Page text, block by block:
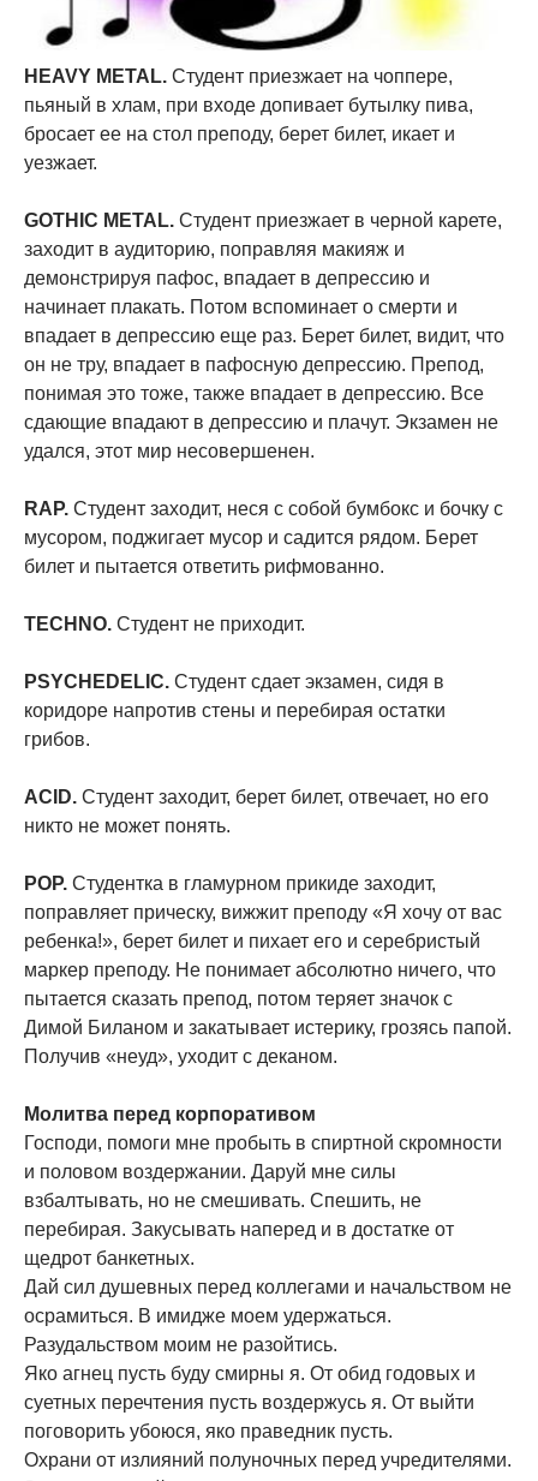
HEAVY METAL. Студент приезжает на чоппере,
пьяный в хлам, при входе допивает бутылку пива,
бросает ее на стол преподу, берет билет, икает и
уезжает.
GOTHIC METAL. Студент приезжает в черной карете,
заходит в аудиторию, поправляя макияж и
демонстрируя пафос, впадает в депрессию и
начинает плакать. Потом вспоминает о смерти и
впадает в депрессию еще раз. Берет билет, видит, что
он не тру, впадает в пафосную депрессию. Препод,
понимая это тоже, также впадает в депрессию. Все
сдающие впадают в депрессию и плачут. Экзамен не
удался, этот мир несовершенен.
RAP. Студент заходит, неся с собой бумбокс и бочку с
мусором, поджигает мусор и садится рядом. Берет
билет и пытается ответить рифмованно.
TECHNO. Студент не приходит.
PSYCHEDELIC. Студент сдает экзамен, сидя в
коридоре напротив стены и перебирая остатки
грибов.
ACID. Студент заходит, берет билет, отвечает, но его
никто не может понять.
POP. Студентка в гламурном прикиде заходит,
поправляет прическу, вижжит преподу «Я хочу от вас
ребенка!», берет билет и пихает его и серебристый
маркер преподу. Не понимает абсолютно ничего, что
пытается сказать препод, потом теряет значок с
Димой Биланом и закатывает истерику, грозясь папой.
Получив «неуд», уходит с деканом.
Молитва перед корпоративом
Господи, помоги мне пробыть в спиртной скромности
и половом воздержании. Даруй мне силы
взбалтывать, но не смешивать. Спешить, не
перебирая. Закусывать наперед и в достатке от
щедрот банкетных.
Дай сил душевных перед коллегами и начальством не
осрамиться. В имидже моем удержаться.
Разудальством моим не разойтись.
Яко агнец пусть буду смирны я. От обид годовых и
суетных перечтения пусть воздержусь я. От выйти
поговорить убоюся, яко праведник пусть.
Охрани от излияний полуночных перед учредителями.